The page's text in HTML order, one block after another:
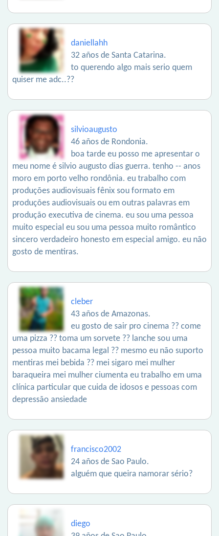
daniellahh
32 años de Santa Catarina.
to querendo algo mais serio quem
quiser me adc..??
silvioaugusto
46 años de Rondonia.
boa tarde eu posso me apresentar o
meu nome é silvio augusto dias guerra. tenho -- anos
moro em porto velho rondônia. eu trabalho com
produções audiovisuais fênix sou formato em
produções audiovisuais ou em outras palavras em
produção executiva de cinema. eu sou uma pessoa
muito especial eu sou uma pessoa muito romântico
sincero verdadeiro honesto em especial amigo. eu não
gosto de mentiras.
cleber
43 años de Amazonas.
eu gosto de sair pro cinema ?? come
uma pizza ?? toma um sorvete ?? lanche sou uma
pessoa muito bacama legal ?? mesmo eu não suporto
mentiras mei bebida ?? mei sigaro mei mulher
baraqueira mei mulher ciumenta eu trabalho em uma
clínica particular que cuida de idosos e pessoas com
depressão ansiedade
francisco2002
24 años de Sao Paulo.
alguém que queira namorar sério?
diego